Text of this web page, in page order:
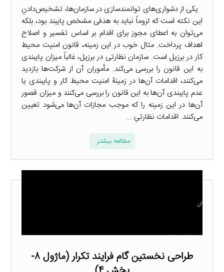
یکی از دشواری‌های توانمندسازی در سازمان‌ها، تشخیص‌دادنِ
این نکته است که لزوماً نباید به هدفی مشخص پایبند بود، بلکه
می‌توان به اعطای مجوز برای اقدام بر اساس تفسیر و اصلاح
اهداف پرداخت. مثال خوب در این زمینه، قانون امنیت محیط
کار در برزیل است. سازمان نظارتی در برزیل، غالباً میزان پایبندی
به این قانون را بررسی می‌کند. مأموران آن از شرکت‌ها بازدید
می‌کنند، اقدامات آن‌ها در زمینۀ امنیت محیط کار و پایبندی یا
عدم پایبندی آن‌ها به این قانون را بررسی می‌کنند و میزان قصور
آن‌ها در این زمینه را که موجب مجازات آن‌ها می‌شود تعیین
می‌کنند. اقدامات نظارتیِ ...
مطالعه بیشتر
طراحی نخستین گام فرایند تکرار (ماژول ۸-